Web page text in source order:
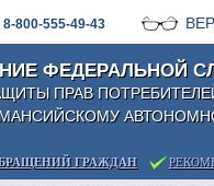
800-555-49-43
ФЕДЕРАЛЬНОЙ
ПРАВ
ГРАЖДАН